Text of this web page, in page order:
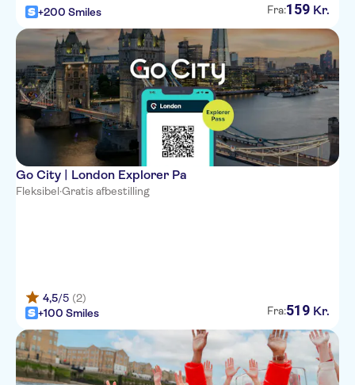
+200 Smiles Fra:159 Kr.
Go City | London Explorer Pa
Fleksibel·Gratis afbestilling
4,5/5 (2)
+100 Smiles
Fra:519 Kr.